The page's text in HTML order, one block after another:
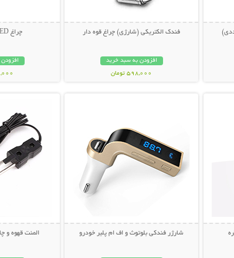
فندک الکتریکی (شارژی) چراغ قوه دار
افزودن به سبد خرید
598,000 تومان
چراغ LED بادی خودرو
شارژر فندکی بلوتوث و اف ام پلیر خودرو المنت قهوه و